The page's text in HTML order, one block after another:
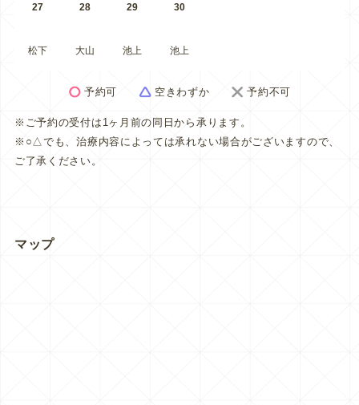
27
松下
28
大山
29
池上
30
池上
予約可 空きわずか 予約不可
※ご予約の受付は1ヶ月前の同日から承ります。
※○△でも、治療内容によっては承れない場合がございますので、
ご了承ください。
マップ